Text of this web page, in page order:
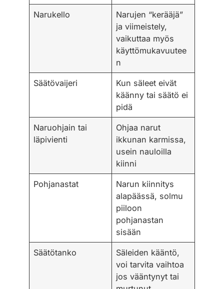
Narukello
Narujen “kerääjä”
ja viimeistely,
vaikuttaa myös
käyttömukavuutee
n
Säätövaijeri
Kun säleet eivät
käänny tai säätö ei
pidä
Naruohjain tai
läpivienti
Ohjaa narut
ikkunan karmissa,
usein nauloilla
kiinni
Pohjanastat
Narun kiinnitys
alapäässä, solmu
piiloon
pohjanastan
sisään
Säätötanko
Säleiden kääntö,
voi tarvita vaihtoa
jos vääntynyt tai